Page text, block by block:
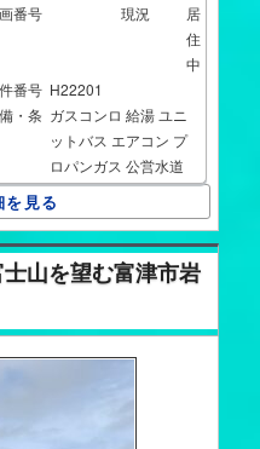
番号 現況
居
住
中
番号 H22201
・条 ガスコンロ 給湯 ユニ
ットバス エアコン プ
ロパンガス 公営水道
を見る
山を望む富津市岩